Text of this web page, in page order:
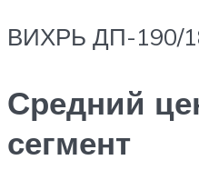
ВИХРЬ ДП-190/
Средний
сегмент